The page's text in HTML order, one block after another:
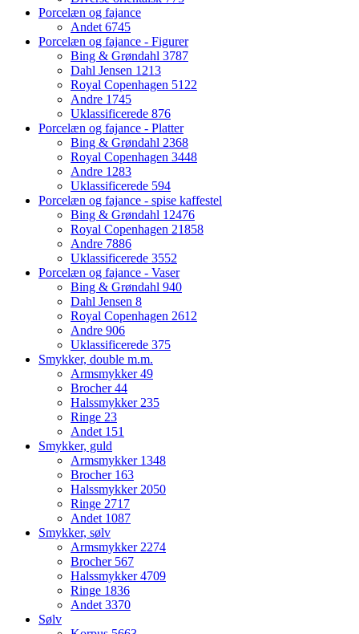
Porcelæn og fajance
Andet 6745
Porcelæn og fajance - Figurer
Bing & Grøndahl 3787
Dahl Jensen 1213
Royal Copenhagen 5122
Andre 1745
Uklassificerede 876
Porcelæn og fajance - Platter
Bing & Grøndahl 2368
Royal Copenhagen 3448
Andre 1283
Uklassificerede 594
Porcelæn og fajance - spise kaffestel
Bing & Grøndahl 12476
Royal Copenhagen 21858
Andre 7886
Uklassificerede 3552
Porcelæn og fajance - Vaser
Bing & Grøndahl 940
Dahl Jensen 8
Royal Copenhagen 2612
Andre 906
Uklassificerede 375
Smykker, double m.m.
Armsmykker49
Brocher44
Halssmykker 235
Ringe 23
Andet 151
Smykker, guld
Armsmykker 1348
Brocher 163
Halssmykker 2050
Ringe 2717
Andet 1087
Smykker, sølv
Armsmykker 2274
Brocher 567
Halssmykker4709
Ringe 1836
Andet 3370
Sølv